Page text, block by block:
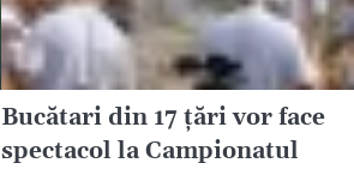
Bucătari din 17 țări vor face
spectacol la Campionatul